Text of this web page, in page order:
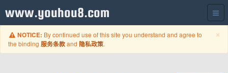
www.youhou8.com
×
NOTICE: By continued use of this site you understand and agree to
the binding 服务条款and 隐私政策.